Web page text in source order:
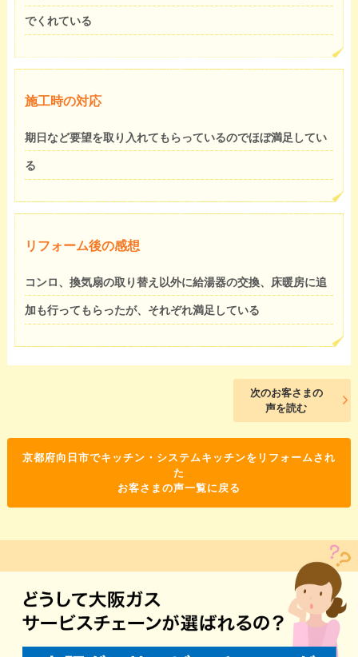
でくれている
施工時の対応
期日など要望を取り入れてもらっているのでほぼ満足してい
る
リフォーム後の感想
コンロ、換気扇の取り替え以外に給湯器の交換、床暖房に追
加も行ってもらったが、それぞれ満足している
次のお客さまの
声を読む
京都府向日市でキッチン・システムキッチンをリフォームされ
た
お客さまの声一覧に戻る